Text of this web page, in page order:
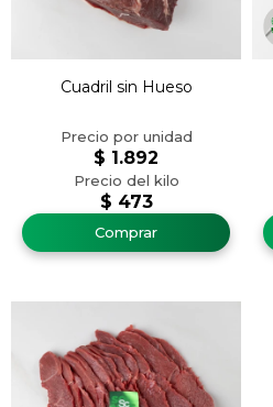
Cuadril sin Hueso
$ 473
$ 1.892